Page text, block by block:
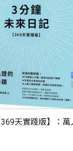
天實踐版】：